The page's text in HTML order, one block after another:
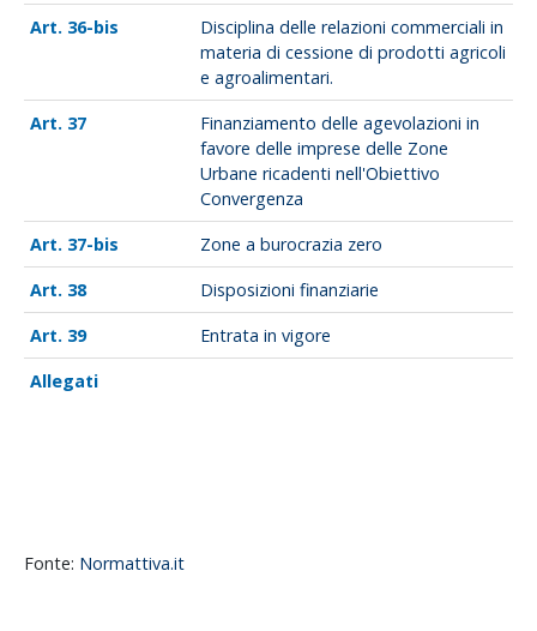
36-bis
Disciplina delle relazioni commerciali in
materia di cessione di prodotti agricoli
e agroalimentari.
37
Finanziamento delle agevolazioni in
favore delle imprese delle Zone
Urbane ricadenti nell'Obiettivo
Convergenza
37-bis
Zone a burocrazia zero
38
Disposizioni finanziarie
39
Entrata in vigore
Allegati
Fonte: Normattiva.it